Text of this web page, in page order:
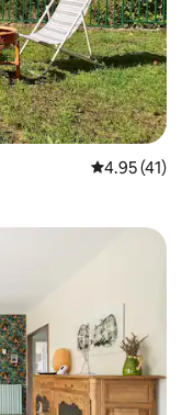
平均评分
4.95 (41)